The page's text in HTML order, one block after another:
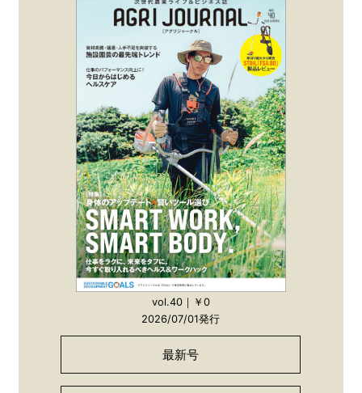
vol.40｜￥0
2026/07/01発行
最新号